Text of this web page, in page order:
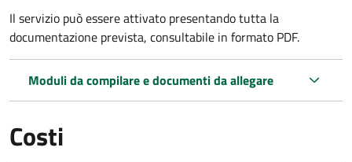
Il servizio può essere attivato presentando tutta la
documentazione prevista, consultabile in formato PDF.
Moduli da compilare e documenti da allegare
Costi